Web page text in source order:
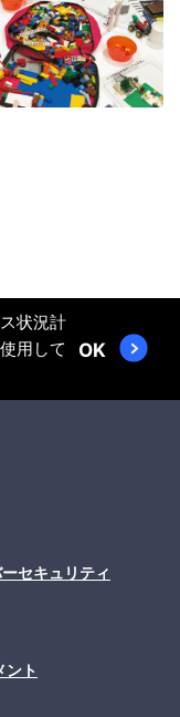
状況計
用して
OK
セキュリティ
ント